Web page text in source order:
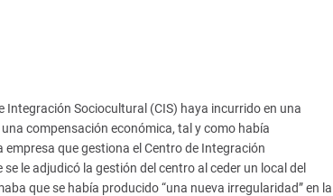
Integración Sociocultural (CIS) haya incurrido en una
compensación económica, tal y como había
que gestiona el Centro de Integración
le adjudicó la gestión del centro al ceder un local del
que se había producido “una nueva irregularidad” en la